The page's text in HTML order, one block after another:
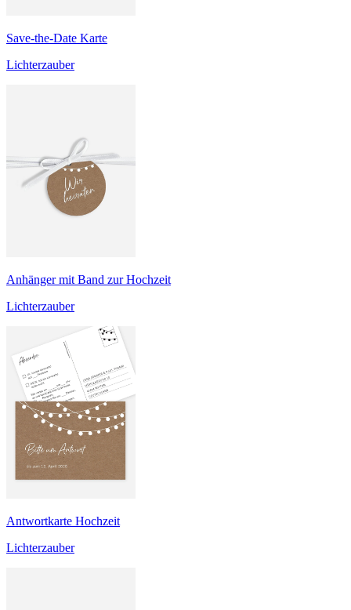
Save-the-Date Karte
Lichterzauber
Anhänger mit Band zur Hochzeit
Lichterzauber
Antwortkarte Hochzeit
Lichterzauber